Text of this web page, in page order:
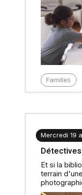
Familles
Mercredi 19
Et si la
terrain